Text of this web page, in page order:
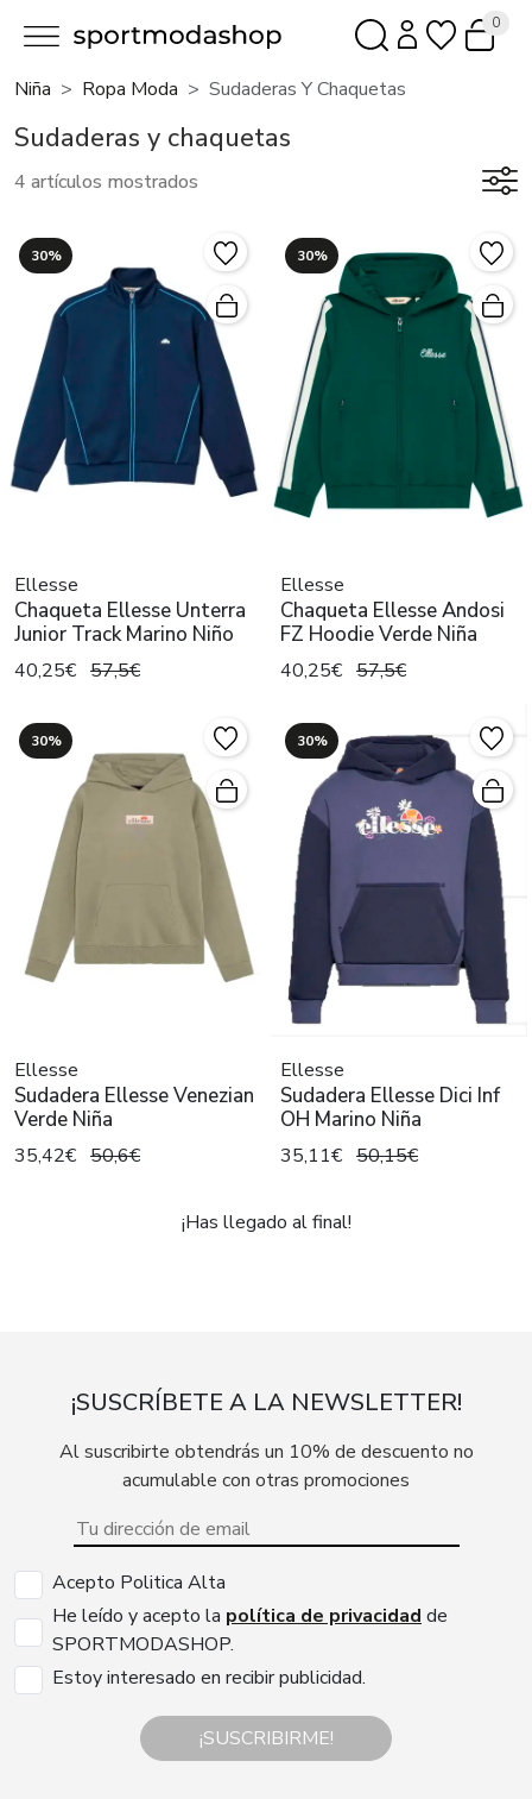
0
Niña Ropa Moda Sudaderas Y Chaquetas
Sudaderas y chaquetas
4 artículos mostrados
30%
Ellesse
Chaqueta Ellesse Unterra
Junior Track Marino Niño
40,25€ 57,5€
30%
Ellesse
Chaqueta Ellesse Andosi
FZ Hoodie Verde Niña
40,25€ 57,5€
30%
Ellesse
Sudadera Ellesse Venezian
Verde Niña
35,42€ 50,6€
30%
Ellesse
Sudadera Ellesse Dici Inf
OH Marino Niña
35,11€ 50,15€
¡Has llegado al final!
¡SUSCRÍBETE A LA NEWSLETTER!
Al suscribirte obtendrás un 10% de descuento no
acumulable con otras promociones
Acepto Politica Alta
He leído y acepto la política de privacidad de
SPORTMODASHOP.
Estoy interesado en recibir publicidad.
¡SUSCRIBIRME!